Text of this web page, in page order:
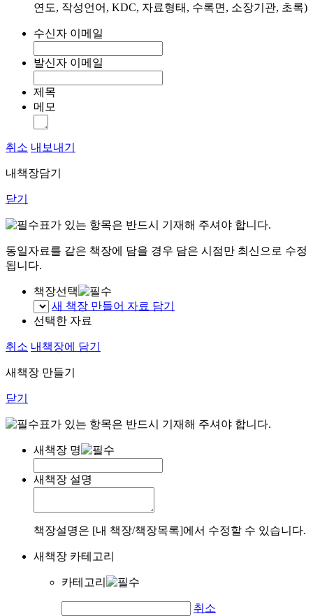
연도, 작성언어, KDC, 자료형태, 수록면, 소장기관, 초록)
수신자 이메일
발신자 이메일
제목
메모
취소 내보내기
내책장담기
닫기
표가 있는 항목은 반드시 기재해 주셔야 합니다.
동일자료를 같은 책장에 담을 경우 담은 시점만 최신으로 수정
됩니다.
책장선택
새 책장 만들어 자료 담기
선택한 자료
취소 내책장에 담기
새책장 만들기
닫기
표가 있는 항목은 반드시 기재해 주셔야 합니다.
새책장 명
새책장 설명
책장설명은 [내 책장/책장목록]에서 수정할 수 있습니다.
새책장 카테고리
카테고리
취소